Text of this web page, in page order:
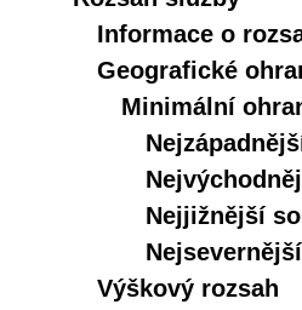
Informace o
Geografické
Minimální
Nejjižnější
Výškový rozsah